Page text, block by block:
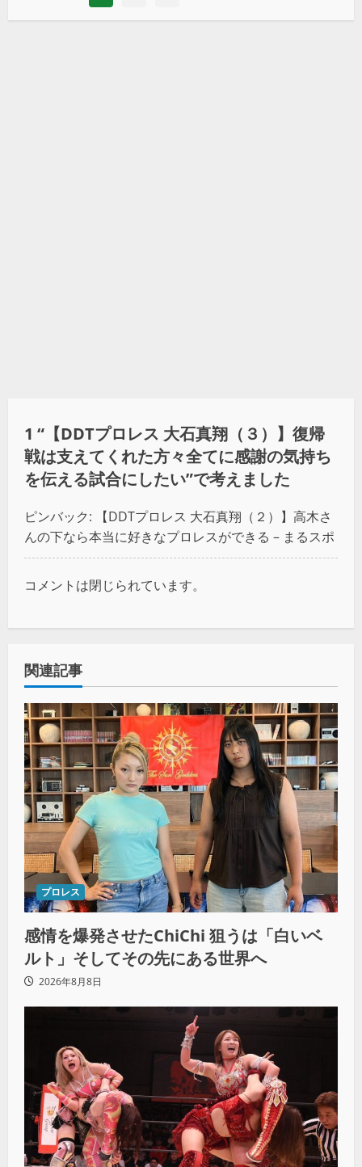
1 “ 【DDTプロレス 大石真翔（３）】復帰
戦は支えてくれた方々全てに感謝の気持ち
を伝える試合にしたい”で考えました
ピンバック:
【DDTプロレス 大石真翔（２）】高木さ
んの下なら本当に好きなプロレスができる – まるスポ
コメントは閉じられています。
関連記事
プロレス
感情を爆発させたChiChi 狙うは「白いベ
ルト」そしてその先にある世界へ
2026年8月8日